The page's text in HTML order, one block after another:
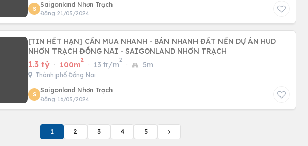
S
Saigonland Nhơn Trạch
Đăng 21/05/2024
[TIN HẾT HẠN] CẦN MUA NHANH - BÁN NHANH ĐẤT NỀN DỰ ÁN HUD
NHƠN TRẠCH ĐỒNG NAI - SAIGONLAND NHƠN TRẠCH
1.3 tỷ · 100m
2
· 13 tr/m
2
· 5m
Thành phố Đồng Nai
S
Saigonland Nhơn Trạch
Đăng 16/05/2024
1 2 3 4 5